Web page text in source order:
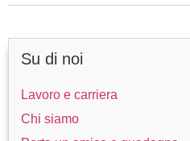
Su di noi
Lavoro e carriera
Chi siamo